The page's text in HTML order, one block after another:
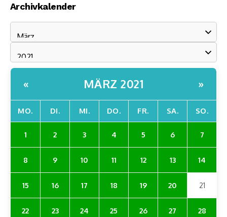
Archivkalender
« MÄRZ 2021 »
MO. DI. MI. DO. FR. SA. SO.
1 2 3 4 5 6 7
8 9 10 11 12 13 14
15 16 17 18 19 20 21
22 23 24 25 26 27 28